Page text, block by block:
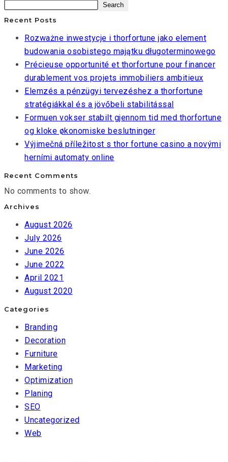
Search
Recent Posts
Rozważne inwestycje i thorfortune jako element
budowania osobistego majątku długoterminowego
Précieuse opportunité et thorfortune pour financer
durablement vos projets immobiliers ambitieux
Elemzés a pénzügyi tervezéshez a thorfortune
stratégiákkal és a jövőbeli stabilitással
Formuen vokser stabilt gjennom tid med thorfortune
og kloke økonomiske beslutninger
Výjimečná příležitost s thor fortune casino a novými
herními automaty online
Recent Comments
No comments to show.
Archives
August 2026
July 2026
June 2026
June 2022
April 2021
August 2020
Categories
Branding
Decoration
Furniture
Marketing
Optimization
Planing
SEO
Uncategorized
Web